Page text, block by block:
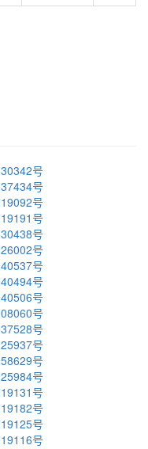
号
号
号
号
号
号
号
号
号
号
号
号
号
号
号
号
号
号